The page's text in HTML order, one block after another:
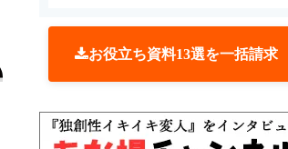
お役立ち資料13選を一括請求